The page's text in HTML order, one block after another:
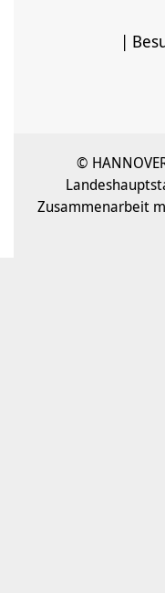
|
©
Zusammenarbeit